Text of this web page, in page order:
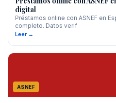
digital
Préstamos online con ASNEF en
completo. Datos verif
Leer →
ASNEF